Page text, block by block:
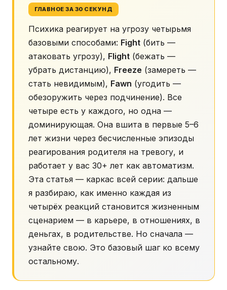
ГЛАВНОЕ ЗА 30 СЕКУНД
Психика реагирует на угрозу четырьмя
базовыми способами: Fight (бить —
атаковать угрозу), Flight (бежать —
убрать дистанцию), Freeze (замереть —
стать невидимым), Fawn (угодить —
обезоружить через подчинение). Все
четыре есть у каждого, но одна —
доминирующая. Она вшита в первые 5–6
лет жизни через бесчисленные эпизоды
реагирования родителя на тревогу, и
работает у вас 30+ лет как автоматизм.
Эта статья — каркас всей серии: дальше
я разбираю, как именно каждая из
четырёх реакций становится жизненным
сценарием — в карьере, в отношениях, в
деньгах, в родительстве. Но сначала —
узнайте свою. Это базовый шаг ко всему
остальному.